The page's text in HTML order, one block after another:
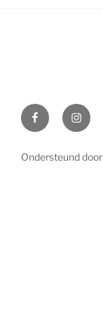
Facebook
Ondersteund